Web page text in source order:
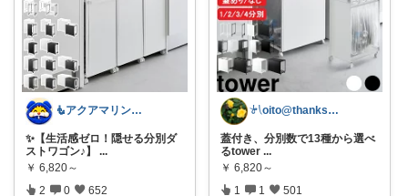
🧜アクアマリン⚡️暮らしに笑顔をプラス
✨【生活感ゼロ！隠せる分別ダ
ストワゴン♪】
...
￥ 6,820～
2 0 652
𓍯oito@thanks ꕮ…
蓋付き、分別数で13種から選べ
るtower ...
￥ 6,820～
1 1 501